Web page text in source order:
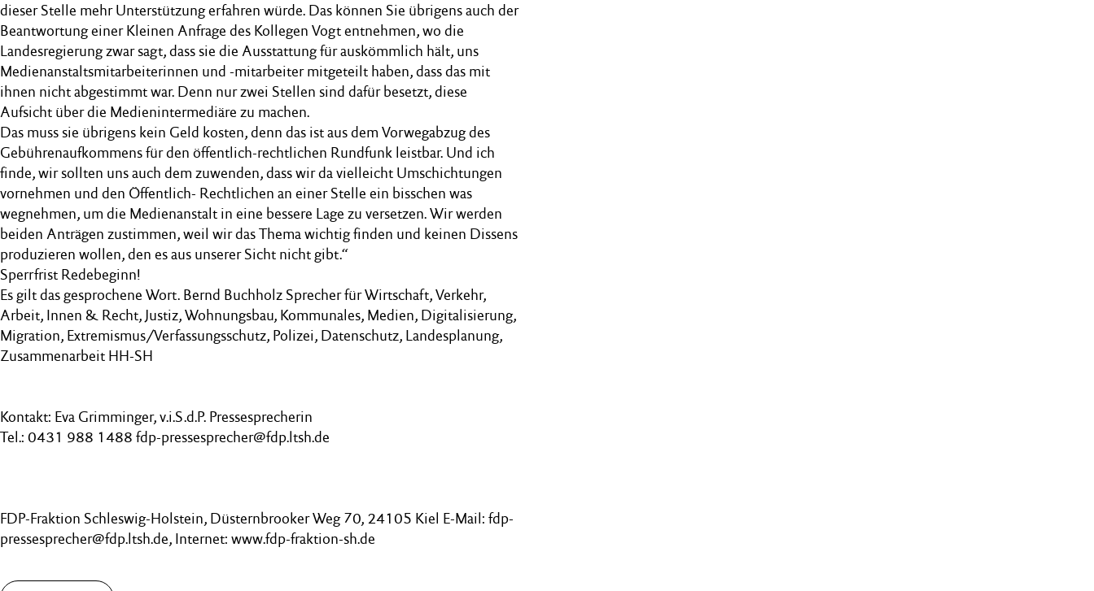
dieser Stelle mehr Unterstützung erfahren würde. Das können Sie übrigens auch der
Beantwortung einer Kleinen Anfrage des Kollegen Vogt entnehmen, wo die
Landesregierung zwar sagt, dass sie die Ausstattung für auskömmlich hält, uns
Medienanstaltsmitarbeiterinnen und -mitarbeiter mitgeteilt haben, dass das mit
ihnen nicht abgestimmt war. Denn nur zwei Stellen sind dafür besetzt, diese
Aufsicht über die Medienintermediäre zu machen.
Das muss sie übrigens kein Geld kosten, denn das ist aus dem Vorwegabzug des
Gebührenaufkommens für den öffentlich-rechtlichen Rundfunk leistbar. Und ich
finde, wir sollten uns auch dem zuwenden, dass wir da vielleicht Umschichtungen
vornehmen und den Öffentlich- Rechtlichen an einer Stelle ein bisschen was
wegnehmen, um die Medienanstalt in eine bessere Lage zu versetzen. Wir werden
beiden Anträgen zustimmen, weil wir das Thema wichtig finden und keinen Dissens
produzieren wollen, den es aus unserer Sicht nicht gibt.“
Sperrfrist Redebeginn!
Es gilt das gesprochene Wort. Bernd Buchholz Sprecher für Wirtschaft, Verkehr,
Arbeit, Innen & Recht, Justiz, Wohnungsbau, Kommunales, Medien, Digitalisierung,
Migration, Extremismus/Verfassungsschutz, Polizei, Datenschutz, Landesplanung,
Zusammenarbeit HH-SH
Kontakt: Eva Grimminger, v.i.S.d.P. Pressesprecherin
Tel.: 0431 988 1488 fdp-pressesprecher@fdp.ltsh.de
FDP-Fraktion Schleswig-Holstein, Düsternbrooker Weg 70, 24105 Kiel E-Mail: fdp-
pressesprecher@fdp.ltsh.de, Internet: www.fdp-fraktion-sh.de